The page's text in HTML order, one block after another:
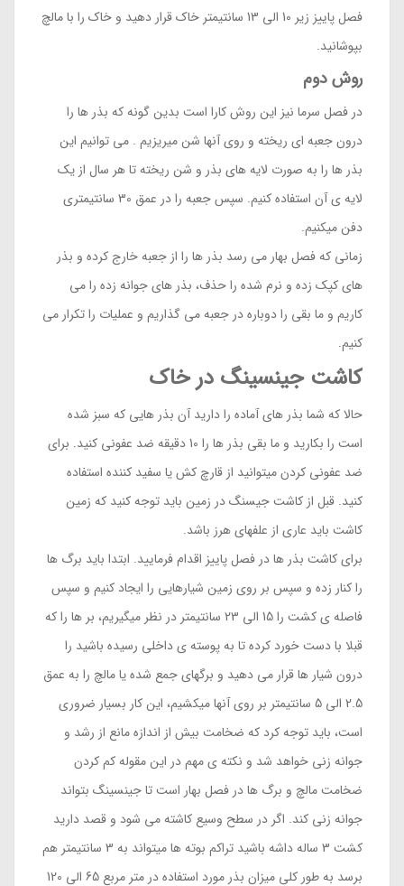
فصل پاییز زیر 10 الی 13 سانتیمتر خاک قرار دهید و خاک را با مالچ
بپوشانید.
روش دوم
در فصل سرما نیز این روش کارا است بدین گونه که بذر ها را
درون جعبه ای ریخته و روی آنها شن میریزیم . می توانیم این
بذر ها را به صورت لایه های بذر و شن ریخته تا هر سال از یک
لایه ی آن استفاده کنیم. سپس جعبه را در عمق 30 سانتیمتری
دفن میکنیم.
زمانی که فصل بهار می رسد بذر ها را از جعبه خارج کرده و بذر
های کپک زده و نرم شده را حذف، بذر های جوانه زده را می
کاریم و ما بقی را دوباره در جعبه می گذاریم و عملیات را تکرار می
کنیم.
کاشت جینسینگ در خاک
حالا که شما بذر های آماده را دارید آن بذر هایی که سبز شده
است را بکارید و ما بقی بذر ها را 10 دقیقه ضد عفونی کنید. برای
ضد عفونی کردن میتوانید از قارچ کش یا سفید کننده استفاده
کنید. قبل از کاشت جیسنگ در زمین باید توجه کنید که زمین
کاشت باید عاری از علفهای هرز باشد.
برای کاشت بذر ها در فصل پاییز اقدام فرمایید. ابتدا باید برگ ها
را کنار زده و سپس بر روی زمین شیارهایی را ایجاد کنیم و سپس
فاصله ی کشت را 15 الی 23 سانتیمتر در نظر میگیریم، بر ها را که
قبلا با دست خورد کرده تا به پوسته ی داخلی رسیده باشید را
درون شیار ها قرار می دهید و برگهای جمع شده یا مالچ را به عمق
2.5 الی 5 سانتیمتر بر روی آنها میکشیم، این کار بسیار ضروری
است، باید توجه کرد که ضخامت بیش از اندازه مانع از رشد و
جوانه زنی خواهد شد و نکته ی مهم در این مقوله کم کردن
ضخامت مالچ و برگ ها در فصل بهار است تا جینسینگ بتواند
جوانه زنی کند. اگر در سطح وسیع کاشته می شود و قصد دارید
کشت 3 ساله داشه باشید تراکم بوته ها میتواند به 3 سانتیمتر هم
برسد به طور کلی میزان بذر مورد استفاده در متر مربع 65 الی 120